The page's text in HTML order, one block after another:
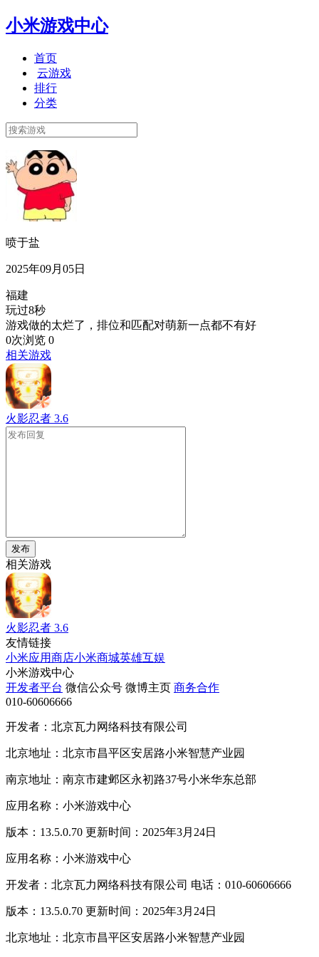
小米游戏中心
首页
云游戏
排行
分类
喷于盐
2025年09月05日
福建
玩过8秒
游戏做的太烂了，排位和匹配对萌新一点都不有好
0次浏览 0
相关游戏
火影忍者 3.6
发布
相关游戏
火影忍者 3.6
友情链接
小米应用商店小米商城英雄互娱
小米游戏中心
开发者平台 微信公众号 微博主页 商务合作
010-60606666
开发者：北京瓦力网络科技有限公司
北京地址：北京市昌平区安居路小米智慧产业园
南京地址：南京市建邺区永初路37号小米华东总部
应用名称：小米游戏中心
版本：13.5.0.70 更新时间：2025年3月24日
应用名称：小米游戏中心
开发者：北京瓦力网络科技有限公司 电话：010-60606666
版本：13.5.0.70 更新时间：2025年3月24日
北京地址：北京市昌平区安居路小米智慧产业园